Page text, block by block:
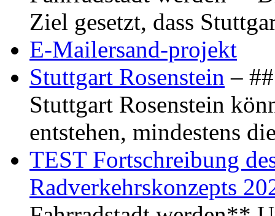
Ziel gesetzt, dass
E-Mailersand-projekt
Stuttgart Rosenstein –
Stuttgart Rosenstein
entstehen, mindestens
TEST Fortschreibung
Radverkehrskonzepts